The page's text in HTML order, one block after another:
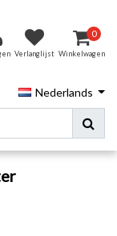
Verlanglijst
0
Winkelwagen
Nederlands